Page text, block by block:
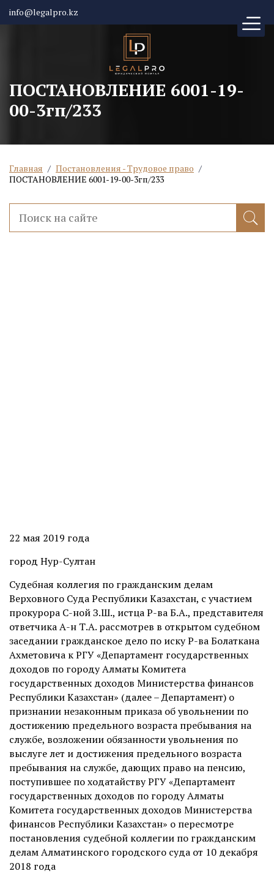
info@legalpro.kz
ПОСТАНОВЛЕНИЕ 6001-19-
00-3гп/233
Главная / Постановления - Трудовое право /
ПОСТАНОВЛЕНИЕ 6001-19-00-3гп/233
22 мая 2019 года
город Нур-Султан
Судебная коллегия по гражданским делам
Верховного Суда Республики Казахстан, с участием
прокурора С-ной З.Ш., истца Р-ва Б.А., представителя
ответчика А-н Т.А. рассмотрев в открытом судебном
заседании гражданское дело по иску Р-ва Болаткана
Ахметовича к РГУ «Департамент государственных
доходов по городу Алматы Комитета
государственных доходов Министерства финансов
Республики Казахстан» (далее – Департамент) о
признании незаконным приказа об увольнении по
достижению предельного возраста пребывания на
службе, возложении обязанности увольнения по
выслуге лет и достижения предельного возраста
пребывания на службе, дающих право на пенсию,
поступившее по ходатайству РГУ «Департамент
государственных доходов по городу Алматы
Комитета государственных доходов Министерства
финансов Республики Казахстан» о пересмотре
постановления судебной коллегии по гражданским
делам Алматинского городского суда от 10 декабря
2018 года